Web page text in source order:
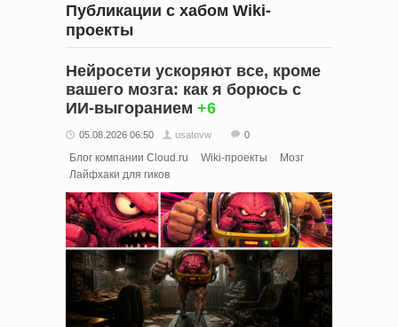
Публикации с хабом Wiki-
проекты
Нейросети ускоряют все, кроме
вашего мозга: как я борюсь с
ИИ-выгоранием +6
05.08.2026 06:50 usatovw 0
Блог компании Cloud.ru Wiki-проекты
Мозг
Лайфхаки для гиков